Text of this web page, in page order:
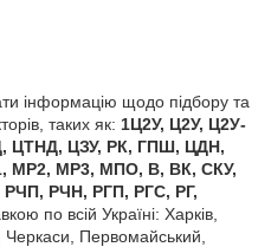
інформацію щодо підбору та
таких як: 1Ц2У, Ц2У, Ц2У-
ЦТНД, ЦЗУ, РК, ГПШ, ЦДН,
МР2, МР3, МПО, В, ВК, СКУ,
РЧП, РЧН, РГП, РГС, РГ,
по всій Україні: Харків,
Черкаси, Первомайський,